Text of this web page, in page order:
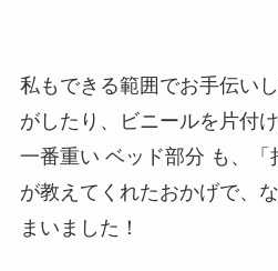
私もできる範囲でお手伝い
がしたり、ビニールを片付け
一番重い ベッド部分 も、「
が教えてくれたおかげで、
まいました！